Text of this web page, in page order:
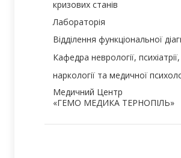
кризових станів
Лабораторія
Відділення функціональної
Кафедра неврології, психіатрії,
наркології та медичної
Медичний Центр
«ГЕМО МЕДИКА ТЕРНОПІЛЬ»